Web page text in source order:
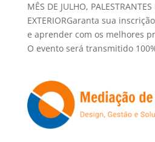
MÊS DE JULHO,
EXTERIORGaranta sua
e aprender com os melhores
O evento será transmitido